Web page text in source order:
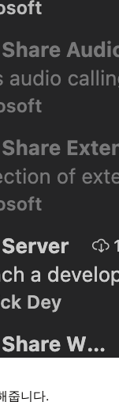
줍니다.